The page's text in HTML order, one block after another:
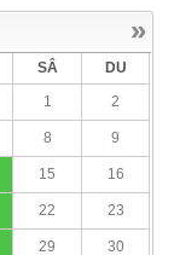
»
SÂ
DU
1
2
8 9
15 16
22 23
29 30